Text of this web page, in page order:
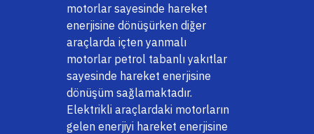
motorlar sayesinde hareket
enerjisine dönüşürken diğer
araçlarda içten yanmalı
motorlar petrol tabanlı yakıtlar
sayesinde hareket enerjisine
dönüşüm sağlamaktadır.
Elektrikli araçlardaki motorların
gelen enerjiyi hareket enerjisine